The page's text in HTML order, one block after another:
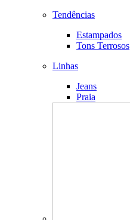
Tendências
Estampados
Tons Terrosos
Linhas
Jeans
Praia